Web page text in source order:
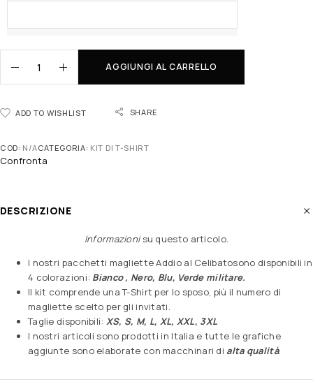
AGGIUNGI AL CARRELLO
ADD TO WISHLIST SHARE
COD: N/ACATEGORIA: KIT DI T-SHIRT
Confronta
DESCRIZIONE
Informazionisu questo articolo.
I nostri pacchetti magliette Addio al Celibatosono disponibili in
4 colorazioni: Bianco , Nero, Blu, Verde militare.
Il kit comprende una T-Shirt per lo sposo, più il numero di
magliette scelto per gli invitati.
Taglie disponibili: XS, S, M, L, XL, XXL, 3XL
I nostri articoli sono prodotti in Italia e tutte le grafiche
aggiunte sono elaborate con macchinari di alta qualità.